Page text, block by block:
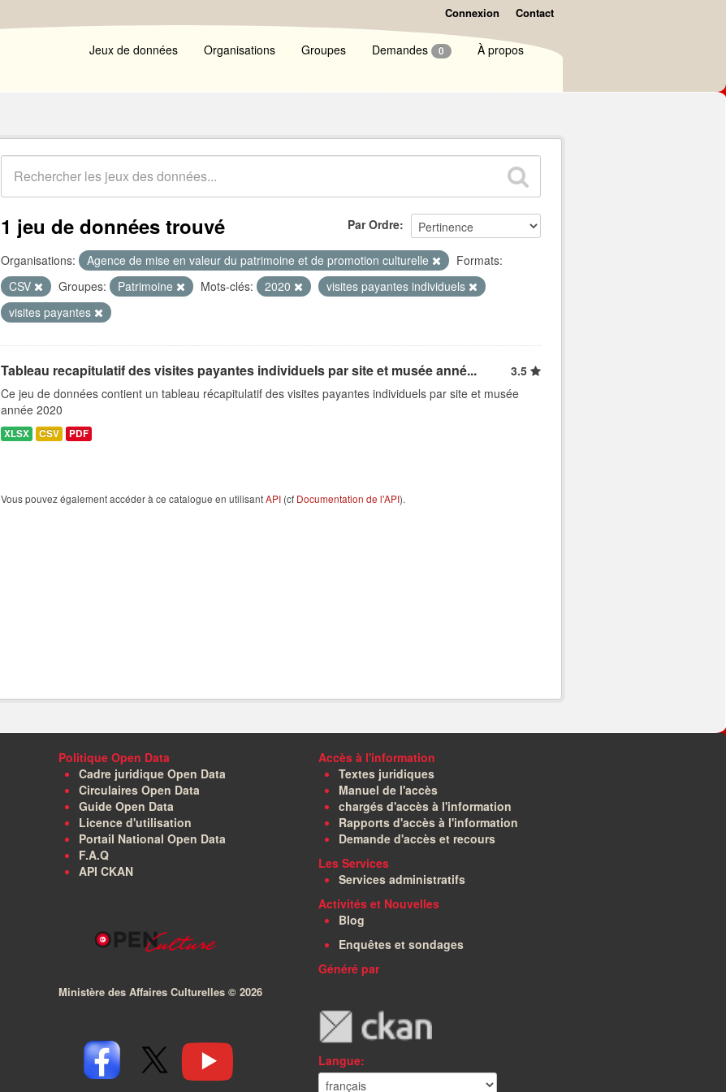
Connexion Contact
Jeux de données Organisations Groupes Demandes 0 À propos
Par Ordre
1 jeu de données trouvé
Organisations: Agence de mise en valeur du patrimoine et de promotion culturelle
Formats:
CSV
Groupes: Patrimoine Mots-clés: 2020
visites payantes individuels
visites payantes
Tableau recapitulatif des visites payantes individuels par site et musée anné...
3.5
Ce jeu de données contient un tableau récapitulatif des visites payantes individuels par site et musée
année 2020
XLSX CSV PDF
Vous pouvez également accéder à ce catalogue en utilisantAPI (cf Documentation de l'API).
Politique Open Data
Cadre juridique Open Data
Circulaires Open Data
Guide Open Data
Licence d'utilisation
Portail National Open Data
F.A.Q
API CKAN
Ministère des Affaires Culturelles © 2026
Accès à l'information
Textes juridiques
Manuel de l'accès
chargés d'accès à l'information
Rapports d'accès à l'information
Demande d'accès et recours
Les Services
Services administratifs
Activités et Nouvelles
Blog
Enquêtes et sondages
Généré par
Langue